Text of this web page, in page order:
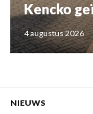
Kencko
4 augustus 2026
NIEUWS